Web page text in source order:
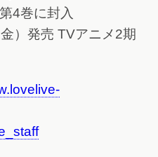
4巻に封入
）発売 TVアニメ2期